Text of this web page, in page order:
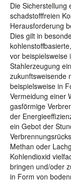
Die Sicherstellung
schadstofffreien
Herausforderung
Dies gilt in
vor beispielsweise
Stahlerzeugung
zukunftsweisende
beispielsweise in
Vermeidung einer
gasförmige
der
ein Gebot der
Methan oder
Kohlendioxid
bringen und/oder
in Form von